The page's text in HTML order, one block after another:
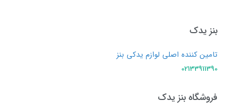
بنز یدک
تامین کننده اصلی لوازم یدکی بنز
02133911390
فروشگاه بنز یدک